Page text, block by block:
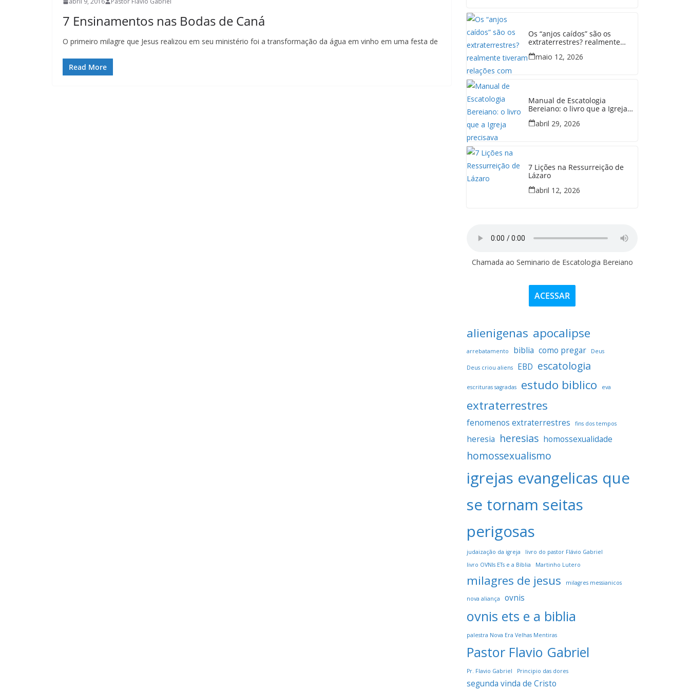
7 Ensinamentos nas Bodas de Caná
O primeiro milagre que Jesus realizou em seu ministério foi a transformação da água em vinho em uma festa de
Read More
Os “anjos caídos” são os
extraterrestres? realmente
em Gênesis 6?
maio 12, 2026
Manual de Escatologia
Bereiano: o livro que a Igreja
abril 29, 2026
7 Lições na Ressurreição de
Lázaro
abril 12, 2026
Chamada ao Seminario de Escatologia Bereiano
ACESSAR
alienigenas apocalipse
arrebatamento biblia como pregar Deus
Deus criou aliens EBD escatologia
escrituras sagradas estudo biblico eva
extraterrestres
fenomenos extraterrestres fins dos tempos
heresia heresias homossexualidade
homossexualismo
igrejas evangelicas que
se tornam seitas
perigosas
judaização da igreja
livro do pastor Flávio Gabriel
livro OVNIs ETs e a Bíblia
Martinho Lutero
milagres de jesus milagres messianicos
nova aliança ovnis
ovnis ets e a biblia
palestra Nova Era Velhas Mentiras
Pastor Flavio Gabriel
Pr. Flavio Gabriel Principio das dores
segunda vinda de Cristo